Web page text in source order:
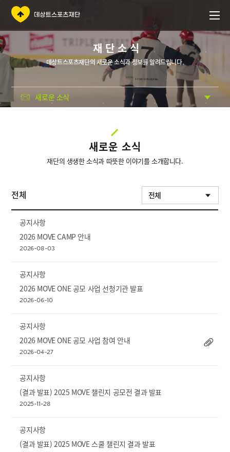
재단소식
데상트스포츠재단의 새로운 소식과 정보를 알려드립니다.
새로운 소식
새로운 소식
재단의 생생한 소식과 따뜻한 이야기를 소개합니다.
전체 전체
공지사항
2026 MOVE CAMP 안내
2026-08-03
공지사항
2026 MOVE ONE 공모 사업 선청기관 발표
2026-06-10
공지사항
2026 MOVE ONE 공모 사업 참여 안내
2026-04-27
공지사항
(결과 발표) 2025 MOVE 챌린지 공모전 결과 발표
2025-11-28
공지사항
(결과 발표) 2025 MOVE 스쿨 챌린지 결과 발표